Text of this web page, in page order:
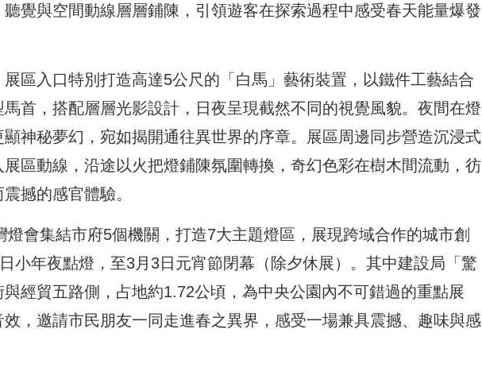
覺與空間動線層層鋪陳，引領遊客在探索過程中感受春天能量爆發
區入口特別打造高達5公尺的「白馬」藝術裝置，以鐵件工藝結合
首，搭配層層光影設計，日夜呈現截然不同的視覺風貌。夜間在燈
神秘夢幻，宛如揭開通往異世界的序章。展區周邊同步營造沉浸式
區動線，沿途以火把燈鋪陳氛圍轉換，奇幻色彩在樹木間流動，彷
撼的感官體驗。
燈會集結市府5個機關，打造7大主題燈區，展現跨域合作的城市創
小年夜點燈，至3月3日元宵節閉幕（除夕休展）。其中建設局「驚
經貿五路側，占地約1.72公頃，為中央公園內不可錯過的重點展
，邀請市民朋友一同走進春之異界，感受一場兼具震撼、趣味與感